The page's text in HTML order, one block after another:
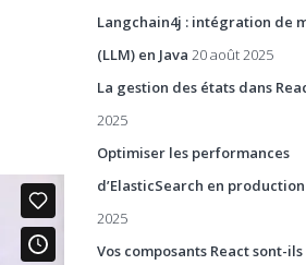
Langchain4j : intégration de
(LLM) en Java 20 août 2025
La gestion des états dans
2025
Optimiser les performances
d’ElasticSearch en production
2025
Vos composants React sont-ils